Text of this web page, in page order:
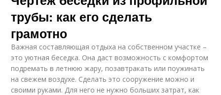
трубы: как его сделать
грамотно
Важная составляющая отдыха на собственном участке –
это уютная беседка. Она даст возможность с комфортом
подремать в летнюю жару, позавтракать или поужинать
на свежем воздухе. Сделать это сооружение можно и
своими руками. Для него не нужно больших затрат, как